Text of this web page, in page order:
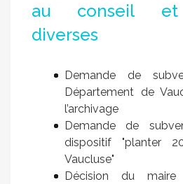
au conseil et
diverses
Demande de
Département de
l’archivage
Demande de
dispositif "planter
Vaucluse"
Décision du